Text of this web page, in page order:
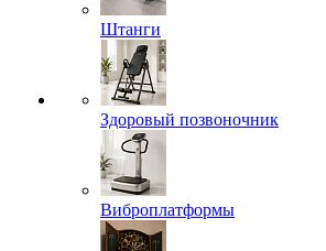
Штанги
Здоровый позвоночник
Виброплатформы